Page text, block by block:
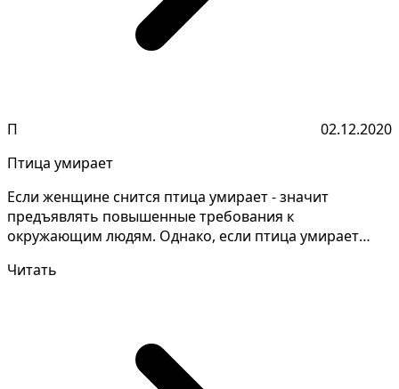
П
02.12.2020
Птица умирает
Если женщине снится птица умирает - значит
предъявлять повышенные требования к
окружающим людям. Однако, если птица умирает
Читать